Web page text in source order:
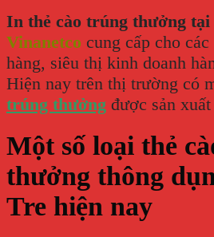
In thẻ cào trúng thưởng tại
Vinanetco cung cấp cho
hàng, siêu thị kinh doanh
Hiện nay trên thị trường có
trúng thưởng được sản
Một số loại thẻ
thưởng thông
Tre hiện nay